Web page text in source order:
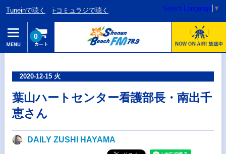
Tuneinで聴く i-コミュラジで聴く Select Language ▼
0
2020-12-15 火
葉山ハートセンター看護部長・南出千
恵さん
DAILY ZUSHI HAYAMA